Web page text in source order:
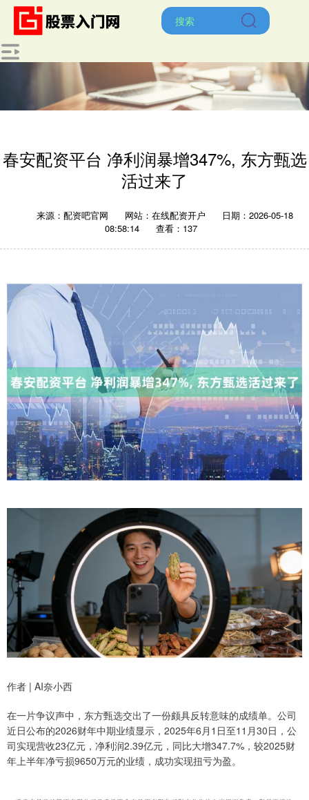
春安配资平台 净利润暴增347%, 东方甄选
活过来了
来源：配资吧官网 网站：在线配资开户
日期：2026-05-18
08:58:14
查看：137
作者 | AI奈小西
在一片争议声中，东方甄选交出了一份颇具反转意味的成绩单。公司
近日公布的2026财年中期业绩显示，2025年6月1日至11月30日，公
司实现营收23亿元，净利润2.39亿元，同比大增347.7%，较2025财
年上半年净亏损9650万元的业绩，成功实现扭亏为盈。